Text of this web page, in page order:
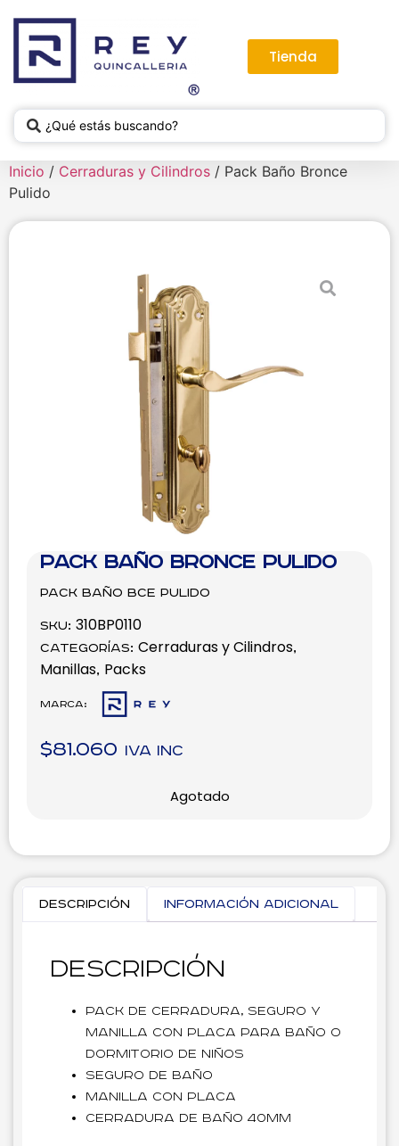
Tienda
Inicio / Cerraduras y Cilindros / Pack Baño Bronce
Pulido
Pack Baño Bronce Pulido
Pack Baño Bce Pulido
SKU: 310BP0110
Categorías: Cerraduras y Cilindros,
Manillas, Packs
Marca:
$81.060 IVA inc
Agotado
Descripción Información adicional
Descripción
Pack de cerradura, seguro y
manilla con placa para baño o
dormitorio de niños
Seguro de baño
Manilla con placa
Cerradura de baño 40mm